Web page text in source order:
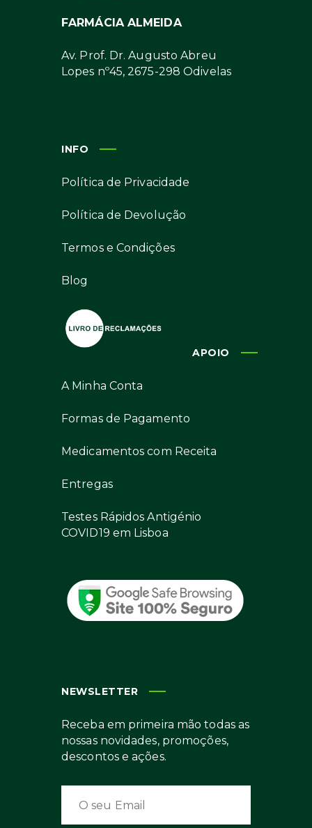
FARMÁCIA ALMEIDA
Av. Prof. Dr. Augusto Abreu
Lopes nº45, 2675-298 Odivelas
INFO
Política de Privacidade
Política de Devolução
Termos e Condições
Blog
APOIO
A Minha Conta
Formas de Pagamento
Medicamentos com Receita
Entregas
Testes Rápidos Antigénio
COVID19 em Lisboa
NEWSLETTER
Receba em primeira mão todas as
nossas novidades, promoções,
descontos e ações.